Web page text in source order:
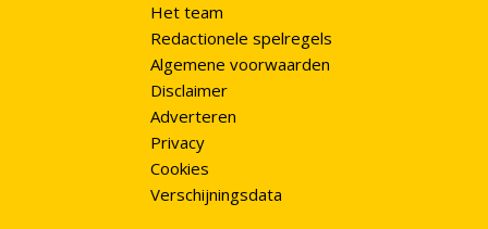
Het team
Redactionele spelregels
Algemene voorwaarden
Disclaimer
Adverteren
Privacy
Cookies
Verschijningsdata